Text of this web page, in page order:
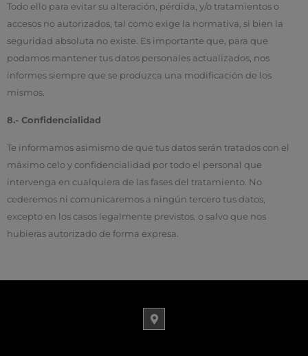
Todo ello para evitar su alteración, pérdida, y/o tratamientos o
accesos no autorizados, tal como exige la normativa, si bien la
seguridad absoluta no existe. Es importante que, para que
podamos mantener tus datos personales actualizados, nos
informes siempre que se produzca una modificación de los
mismos.
8.- Confidencialidad
Te informamos asimismo de que tus datos serán tratados con el
máximo celo y confidencialidad por todo el personal que
intervenga en cualquiera de las fases del tratamiento. No
cederemos ni comunicaremos a ningún tercero tus datos,
excepto en los casos legalmente previstos, o salvo que nos
hubieras autorizado de forma expresa.